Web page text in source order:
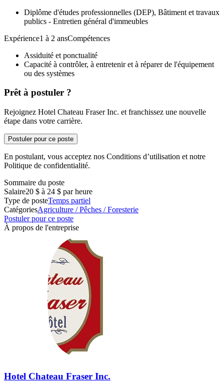
Diplôme d'études professionnelles (DEP), Bâtiment et travaux
publics - Entretien général d'immeubles
Expérience1 à 2 ansCompétences
Assiduité et ponctualité
Capacité à contrôler, à entretenir et à réparer de l'équipement
ou des systèmes
Prêt à postuler ?
Rejoignez Hotel Chateau Fraser Inc. et franchissez une nouvelle
étape dans votre carrière.
Postuler pour ce poste
En postulant, vous acceptez nos Conditions d’utilisation et notre
Politique de confidentialité.
Sommaire du poste
Salaire20 $ à 24 $ par heure
Type de posteTemps partiel
CatégoriesAgriculture / Pêches / Foresterie
Postuler pour ce poste
À propos de l'entreprise
Hotel Chateau Fraser Inc.